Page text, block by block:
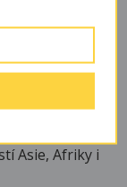
míst
kde
poměry
Asie, Afriky i